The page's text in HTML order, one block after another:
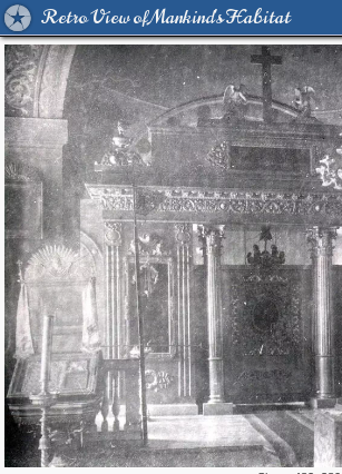
Retro View of Mankind's Habitat